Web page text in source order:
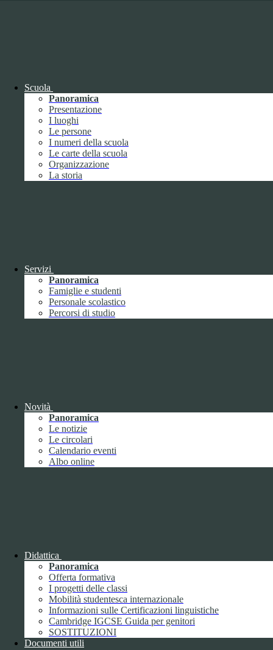
Scuola
Panoramica
Presentazione
I luoghi
Le persone
I numeri della scuola
Le carte della scuola
Organizzazione
La storia
Servizi
Panoramica
Famiglie e studenti
Personale scolastico
Percorsi di studio
Novità
Panoramica
Le notizie
Le circolari
Calendario eventi
Albo online
Didattica
Panoramica
Offerta formativa
I progetti delle classi
Mobilità studentesca internazionale
Informazioni sulle Certificazioni linguistiche
Cambridge IGCSE Guida per genitori
SOSTITUZIONI
Documenti utili
Gennaio
Febbraio
Aprile
Maggio
Giugno1
Luglio
Agosto
2019
Settembre2
Ottobre
Novembre
Dicembre
Febbraio
Marzo
Aprile
Maggio2
Giugno2
Luglio
Agosto1
Settembre